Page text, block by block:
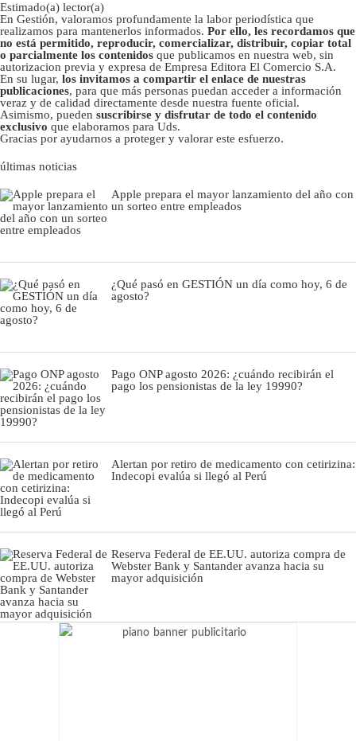
Estimado(a) lector(a)
En Gestión, valoramos profundamente la labor periodística que
realizamos para mantenerlos informados. Por ello, les recordamos que
no está permitido, reproducir, comercializar, distribuir, copiar total
o parcialmente los contenidos que publicamos en nuestra web, sin
autorizacion previa y expresa de Empresa Editora El Comercio S.A.
En su lugar, los invitamos a compartir el enlace de nuestras
publicaciones, para que más personas puedan acceder a información
veraz y de calidad directamente desde nuestra fuente oficial.
Asimismo, pueden suscribirse y disfrutar de todo el contenido
exclusivo que elaboramos para Uds.
Gracias por ayudarnos a proteger y valorar este esfuerzo.
últimas noticias
Apple prepara el mayor lanzamiento del año con
un sorteo entre empleados
¿Qué pasó en GESTIÓN un día como hoy, 6 de
agosto?
Pago ONP agosto 2026: ¿cuándo recibirán el
pago los pensionistas de la ley 19990?
Alertan por retiro de medicamento con cetirizina:
Indecopi evalúa si llegó al Perú
Reserva Federal de EE.UU. autoriza compra de
Webster Bank y Santander avanza hacia su
mayor adquisición